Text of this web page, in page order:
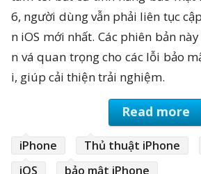
6, người dùng vẫn phải liên tục
n iOS mới nhất. Các phiên bản
n vá quan trọng cho các lỗi bảo
i, giúp cải thiện trải nghiệm.
Read more
iPhone Thủ thuật iPhone
iOS
bảo mật iPhone